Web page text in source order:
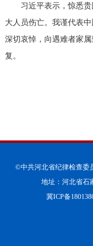
习近平表示，惊悉
大人员伤亡。我谨代表
深切哀悼，向遇难者家
复。
©中共河北省纪律检查
地址：河北省石
冀ICP备